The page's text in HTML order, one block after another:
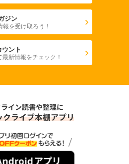
ジン
報を受け取ろう！
ント
新情報をチェック！